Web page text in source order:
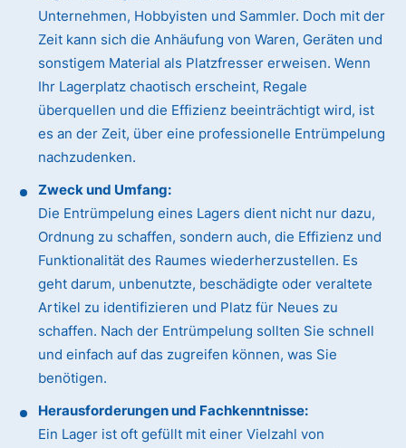
Unternehmen, Hobbyisten und Sammler. Doch mit der
Zeit kann sich die Anhäufung von Waren, Geräten und
sonstigem Material als Platzfresser erweisen. Wenn
Ihr Lagerplatz chaotisch erscheint, Regale
überquellen und die Effizienz beeinträchtigt wird, ist
es an der Zeit, über eine professionelle Entrümpelung
nachzudenken.
Zweck und Umfang:
Die Entrümpelung eines Lagers dient nicht nur dazu,
Ordnung zu schaffen, sondern auch, die Effizienz und
Funktionalität des Raumes wiederherzustellen. Es
geht darum, unbenutzte, beschädigte oder veraltete
Artikel zu identifizieren und Platz für Neues zu
schaffen. Nach der Entrümpelung sollten Sie schnell
und einfach auf das zugreifen können, was Sie
benötigen.
Herausforderungen und Fachkenntnisse:
Ein Lager ist oft gefüllt mit einer Vielzahl von